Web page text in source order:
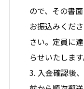
ので、その書
お振込みくだ
さい。定員に
らせいたします
3. 入金確認後